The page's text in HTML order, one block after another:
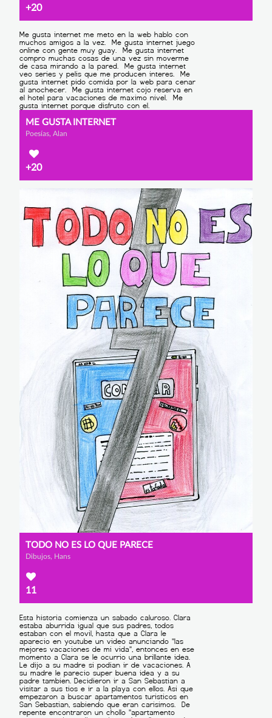
+20
ME GUSTA INTERNET
Poesías, Alan
+20
TODO NO ES LO QUE PARECE
Dibujos, Hans
11